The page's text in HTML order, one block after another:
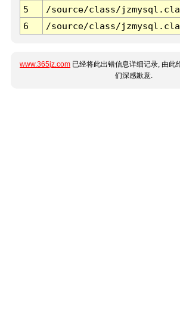
5
/source/class/
6
/source/class/
www.365jz.com 已经将此出错信息详细记录, 由此
们深感歉意.